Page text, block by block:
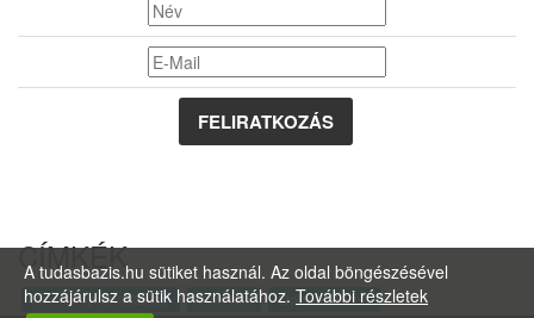
CÍMKÉK
keresőoptimalizálás Internet Domain hírek
A tudasbazis.hu sütiket használ. Az oldal böngészésével
hozzájárulsz a sütik használatához. További részletek